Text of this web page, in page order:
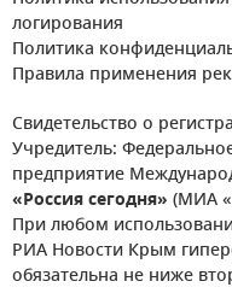
логирования
Политика
Правила применения
Свидетельство о
Учредитель:
предприятие
«Россия сегодня» (МИА
При любом
РИА Новости Крым
обязательна не ниже